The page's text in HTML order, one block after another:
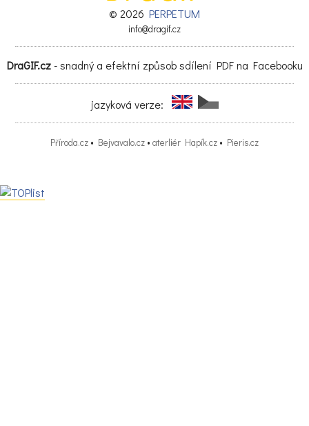
© 2026 PERPETUM
info@dragif.cz
DraGIF.cz- snadný a efektní způsob sdílení PDF na Facebooku
jazyková verze:
Příroda.cz • Bejvavalo.cz • aterliér Hapík.cz • Pieris.cz